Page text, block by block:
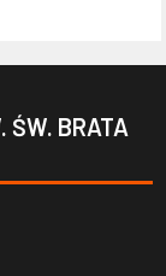
ŚW. BRATA